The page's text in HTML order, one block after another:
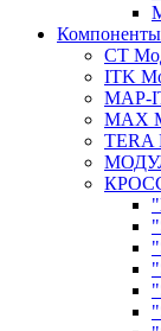
CT
ITK
MAP-
MAX
TERA